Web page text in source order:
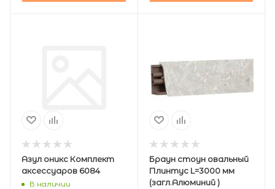
Азул оникс Комплект
аксессуаров 6084
В наличии
Браун стоун овальный
Плинтус L=3000 мм
(загл.Алюминий )